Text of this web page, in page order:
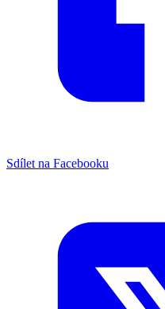
Sdílet na Facebooku